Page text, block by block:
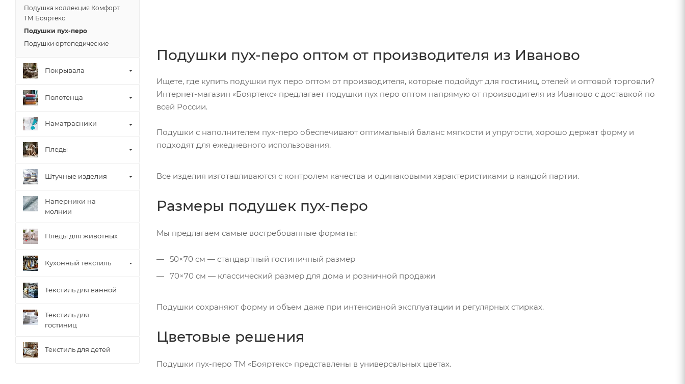
Подушки пух-перо оптом от производителя из Иваново
Ищете, где купить подушки пух перо оптом от производителя, которые подойдут для гостиниц, отелей и оптовой торговли?
Интернет-магазин «Бояртекс» предлагает подушки пух перо оптом напрямую от производителя из Иваново с доставкой по
всей России.
Подушки с наполнителем пух-перо обеспечивают оптимальный баланс мягкости и упругости, хорошо держат форму и
подходят для ежедневного использования.
Все изделия изготавливаются с контролем качества и одинаковыми характеристиками в каждой партии.
Размеры подушек пух-перо
Мы предлагаем самые востребованные форматы:
50×70 см — стандартный гостиничный размер
70×70 см — классический размер для дома и розничной продажи
Подушки сохраняют форму и объем даже при интенсивной эксплуатации и регулярных стирках.
Цветовые решения
Подушки пух-перо ТМ «Бояртекс» представлены в универсальных цветах.
Подушка коллекция Комфорт
ТМ Бояртекс
Подушки пух-перо
Подушки ортопедические
Покрывала
Полотенца
Наматрасники
Пледы
Штучные изделия
Наперники на
молнии
Пледы для животных
Кухонный текстиль
Текстиль для ванной
Текстиль для
гостиниц
Текстиль для детей